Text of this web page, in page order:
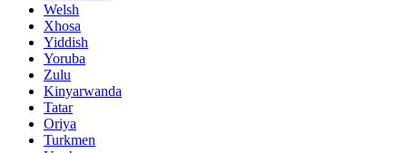
Welsh
Xhosa
Yiddish
Yoruba
Zulu
Kinyarwanda
Tatar
Oriya
Turkmen